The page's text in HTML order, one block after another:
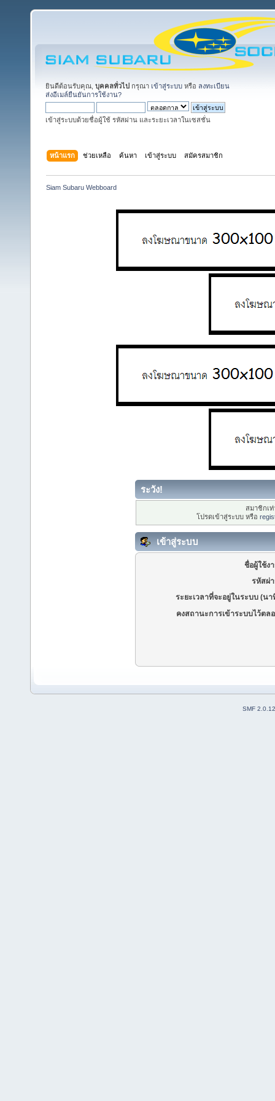
ยินดีต้อนรับคุณ, บุคคลทั่วไป กรุณา เข้าสู่ระบบ หรือ ลงทะเบียน
ส่งอีเมล์ยืนยันการใช้งาน?
เข้าสู่ระบบด้วยชื่อผู้ใช้ รหัสผ่าน และระยะเวลาในเซสชั่น
หน้าแรก ช่วยเหลือ ค้นหา เข้าสู่ระบบ สมัครสมาชิก
Siam Subaru Webboard
ระวัง!
สมาชิกเ
โปรดเข้าสู่ระบบ หรือ
เข้าสู่ระบบ
ชื่อผู้ใช้ง
รหัสผ่
ระยะเวลาที่จะอยู่ในระบบ (นา
คงสถานะการเข้าระบบไว้ตล
SMF 2.0.12